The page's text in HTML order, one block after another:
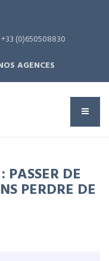
+33 (0)650508830
AGENCES
DE
PERDRE DE